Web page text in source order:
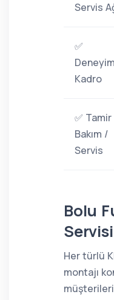
Servis
✅
Kadro
✅
Bakım /
Servis
Bolu
Servisi
Her türlü
montajı